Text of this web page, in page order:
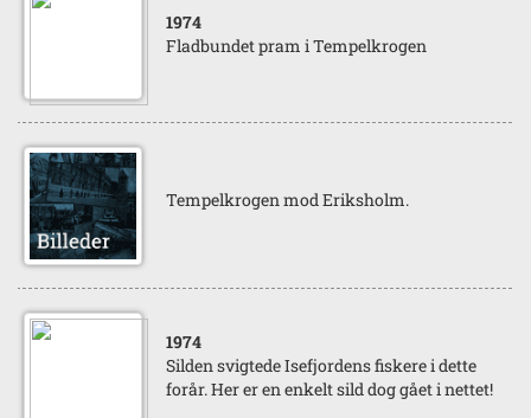
1974
Fladbundet pram i Tempelkrogen
Tempelkrogen mod Eriksholm.
1974
Silden svigtede Isefjordens fiskere i dette
forår. Her er en enkelt sild dog gået i nettet!